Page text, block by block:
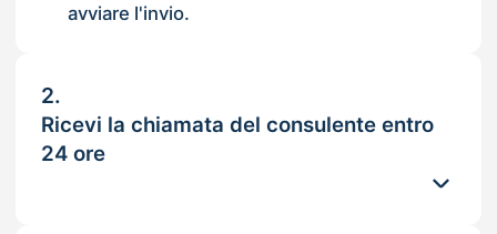
avviare l'invio.
2.
Ricevi la chiamata del consulente entro
24 ore